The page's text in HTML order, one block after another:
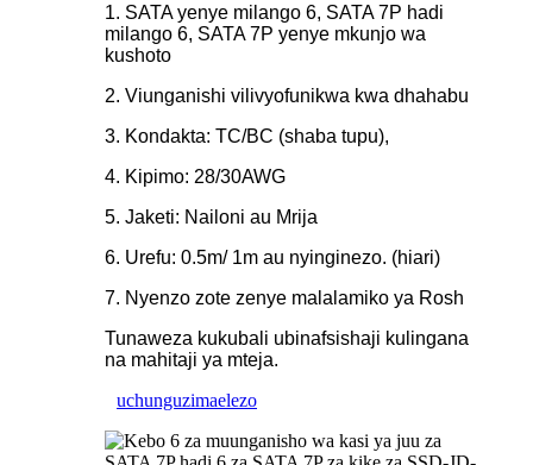
1. SATA yenye milango 6, SATA 7P hadi
milango 6, SATA 7P yenye mkunjo wa
kushoto
2. Viunganishi vilivyofunikwa kwa dhahabu
3. Kondakta: TC/BC (shaba tupu),
4. Kipimo: 28/30AWG
5. Jaketi: Nailoni au Mrija
6. Urefu: 0.5m/ 1m au nyinginezo. (hiari)
7. Nyenzo zote zenye malalamiko ya Rosh
Tunaweza kukubali ubinafsishaji kulingana
na mahitaji ya mteja.
uchunguzimaelezo